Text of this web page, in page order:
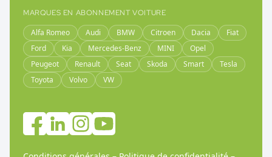
MARQUES EN ABONNEMENT VOITURE
Alfa Romeo Audi BMW Citroen Dacia
Fiat
Ford
Kia Mercedes-Benz MINI
Opel
Peugeot
Renault Seat Skoda Smart
Tesla
Toyota
Volvo VW